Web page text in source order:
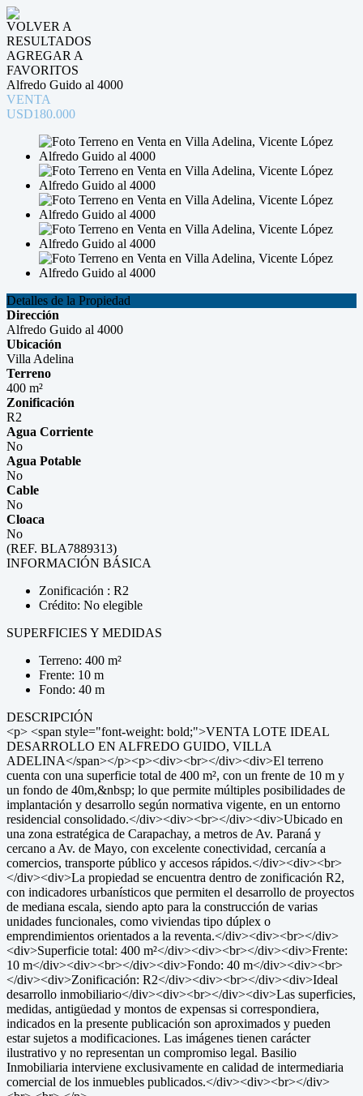
VOLVER A
RESULTADOS
AGREGAR A
FAVORITOS
Alfredo Guido al 4000
VENTA
USD180.000
Detalles de la Propiedad
Dirección
Alfredo Guido al 4000
Ubicación
Villa Adelina
Terreno
400 m²
Zonificación
R2
Agua Corriente
No
Agua Potable
No
Cable
No
Cloaca
No
(REF. BLA7889313)
INFORMACIÓN BÁSICA
Zonificación : R2
Crédito: No elegible
SUPERFICIES Y MEDIDAS
Terreno: 400 m²
Frente: 10 m
Fondo: 40 m
DESCRIPCIÓN
<p> <span style="font-weight: bold;">VENTA LOTE IDEAL
DESARROLLO EN ALFREDO GUIDO, VILLA
ADELINA</span></p><p><div><br></div><div>El terreno
cuenta con una superficie total de 400 m², con un frente de 10 m y
un fondo de 40m,&nbsp; lo que permite múltiples posibilidades de
implantación y desarrollo según normativa vigente, en un entorno
residencial consolidado.</div><div><br></div><div>Ubicado en
una zona estratégica de Carapachay, a metros de Av. Paraná y
cercano a Av. de Mayo, con excelente conectividad, cercanía a
comercios, transporte público y accesos rápidos.</div><div><br>
</div><div>La propiedad se encuentra dentro de zonificación R2,
con indicadores urbanísticos que permiten el desarrollo de proyectos
de mediana escala, siendo apto para la construcción de varias
unidades funcionales, como viviendas tipo dúplex o
emprendimientos orientados a la reventa.</div><div><br></div>
<div>Superficie total: 400 m²</div><div><br></div><div>Frente:
10 m</div><div><br></div><div>Fondo: 40 m</div><div><br>
</div><div>Zonificación: R2</div><div><br></div><div>Ideal
desarrollo inmobiliario</div><div><br></div><div>Las superficies,
medidas, antigüedad y montos de expensas si correspondiera,
indicados en la presente publicación son aproximados y pueden
estar sujetos a modificaciones. Las imágenes tienen carácter
ilustrativo y no representan un compromiso legal. Basilio
Inmobiliaria interviene exclusivamente en calidad de intermediaria
comercial de los inmuebles publicados.</div><div><br></div>